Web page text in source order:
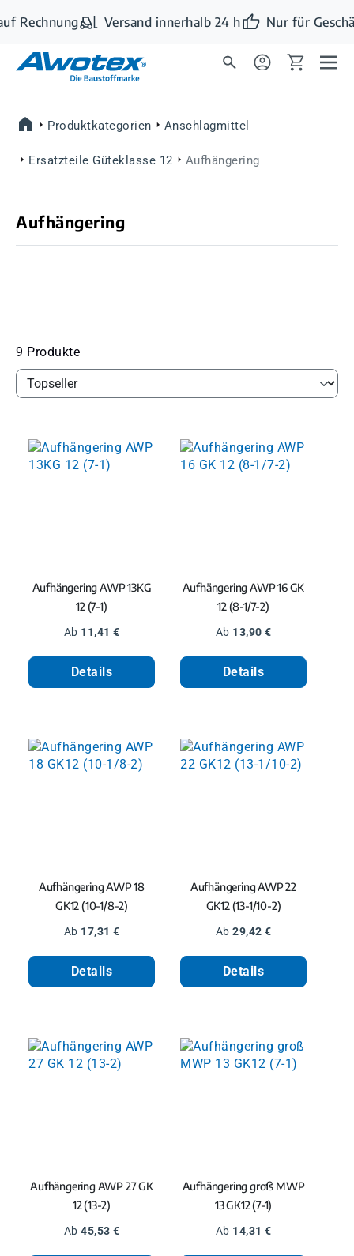
Zum Hauptinhalt springen
Rechnung Versand innerhalb 24 h Nur für
Produktkategorien Anschlagmittel
Ersatzteile Güteklasse 12 Aufhängering
Aufhängering
9 Produkte
Aufhängering AWP 13KG
12 (7-1)
Regulärer Preis:
Ab 11,41 €
Details
Aufhängering AWP 16 GK
12 (8-1/7-2)
Regulärer Preis:
Ab 13,90 €
Details
Aufhängering AWP 18
GK12 (10-1/8-2)
Regulärer Preis:
Ab 17,31 €
Details
Aufhängering AWP 22
GK12 (13-1/10-2)
Regulärer Preis:
Ab 29,42 €
Details
Aufhängering AWP 27 GK
12 (13-2)
Regulärer Preis:
Ab 45,53 €
Aufhängering groß MWP
13 GK12 (7-1)
Regulärer Preis:
Ab 14,31 €